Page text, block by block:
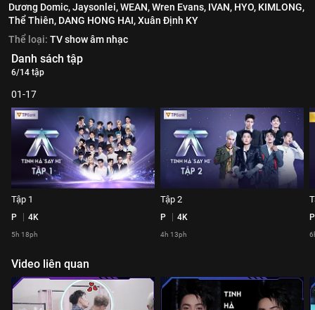
Dương Domic,Jaysonlei,WEAN,Wren Evans, IVAN, HYO, KIMLONG,
Thể Thiên, DANG HONG HAI,Xuân Định KY
Thể loại: TV show âm nhạc
Danh sách tập
6/14 tập
01-17
Tập 1
P 4K
5h 18ph
Tập 2
P 4K
4h 13ph
P
Video liên quan